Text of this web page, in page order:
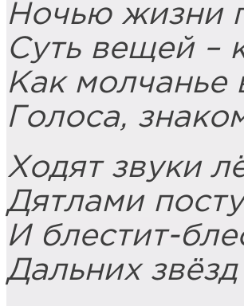
Ночью жизни
Суть вещей –
Как молчанье
Голоса,
Ходят звуки
Дятлами
И блестит-
Дальних